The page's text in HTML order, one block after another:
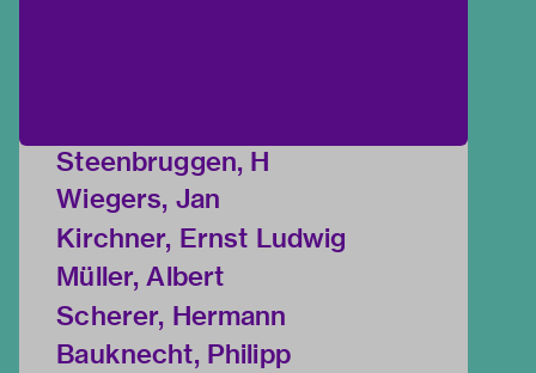
Steenbruggen, H
Wiegers, Jan
Kirchner, Ernst Ludwig
Müller, Albert
Scherer, Hermann
Bauknecht, Philipp